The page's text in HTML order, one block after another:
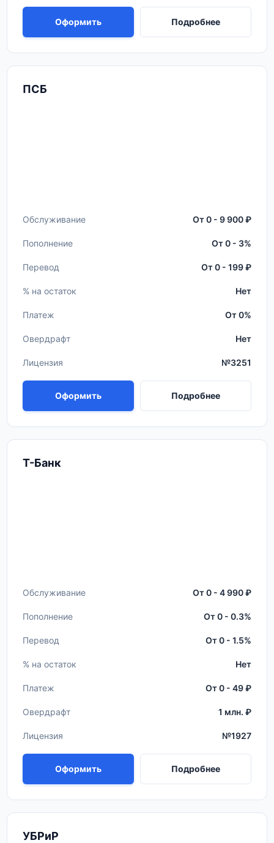
Оформить Подробнее
ПСБ
Обслуживание От 0 - 9 900 ₽
Пополнение От 0 - 3%
Перевод От 0 - 199 ₽
% на остаток Нет
Платеж От 0%
Овердрафт Нет
Лицензия №3251
Оформить Подробнее
Т-Банк
Обслуживание От 0 - 4 990 ₽
Пополнение От 0 - 0.3%
Перевод От 0 - 1.5%
% на остаток Нет
Платеж От 0 - 49 ₽
Овердрафт 1 млн. ₽
Лицензия №1927
Оформить Подробнее
УБРиР